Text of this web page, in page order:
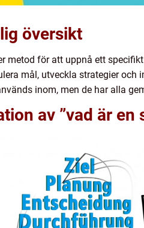
översikt
metod för att uppnå ett
mål, utveckla strategier och
inom, men de har alla
av ”vad är en